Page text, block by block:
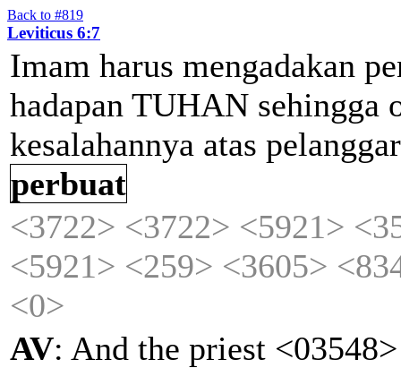
Back to #819
Leviticus 6:7
Imam harus mengadakan
hadapan TUHAN sehingga
kesalahannya atas
perbuat
<3722> <3722> <5921>
<5921> <259> <3605>
<0>
AV: And the priest